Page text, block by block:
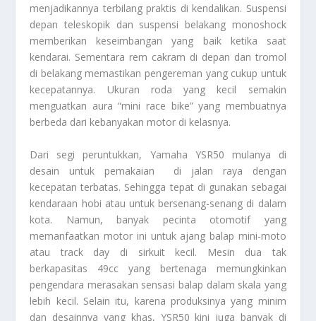
menjadikannya terbilang praktis di kendalikan. Suspensi
depan teleskopik dan suspensi belakang monoshock
memberikan keseimbangan yang baik ketika saat
kendarai. Sementara rem cakram di depan dan tromol
di belakang memastikan pengereman yang cukup untuk
kecepatannya. Ukuran roda yang kecil semakin
menguatkan aura “mini race bike” yang membuatnya
berbeda dari kebanyakan motor di kelasnya.
Dari segi peruntukkan, Yamaha YSR50 mulanya di
desain untuk pemakaian di jalan raya dengan
kecepatan terbatas. Sehingga tepat di gunakan sebagai
kendaraan hobi atau untuk bersenang-senang di dalam
kota. Namun, banyak pecinta otomotif yang
memanfaatkan motor ini untuk ajang balap mini-moto
atau track day di sirkuit kecil. Mesin dua tak
berkapasitas 49cc yang bertenaga memungkinkan
pengendara merasakan sensasi balap dalam skala yang
lebih kecil. Selain itu, karena produksinya yang minim
dan desainnya yang khas, YSR50 kini juga banyak di